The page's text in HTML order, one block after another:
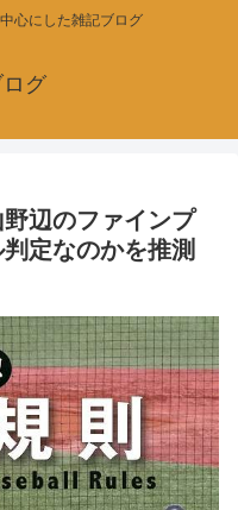
心にした雑記ブログ
グ
野辺のファインプ
定なのかを推測